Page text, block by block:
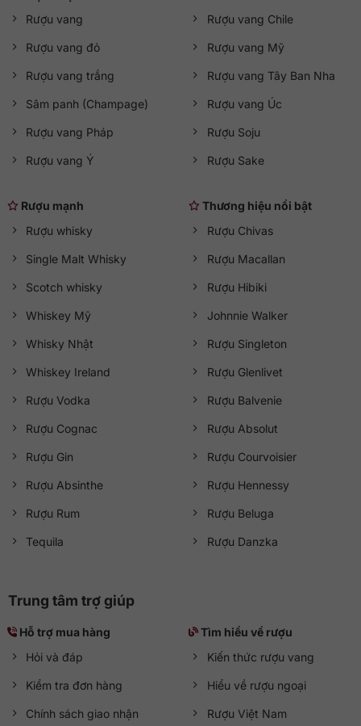
cập qkawine.com để tham khảo chi tiết giá rượu vang
đặt hàng.
Rượu vang
Rượu vang đỏ
Rượu vang trắng
Sâm panh (Champage)
Rượu vang Pháp
Rượu vang Ý
Rượu vang Chile
Rượu vang Mỹ
Rượu vang Tây Ban Nha
Rượu vang Úc
Rượu Soju
Rượu Sake
Rượu mạnh
Rượu whisky
Single Malt Whisky
Scotch whisky
Whiskey Mỹ
Whisky Nhật
Whiskey Ireland
Rượu Vodka
Rượu Cognac
Rượu Gin
Rượu Absinthe
Rượu Rum
Tequila
Thương hiệu nổi bật
Rượu Chivas
Rượu Macallan
Rượu Hibiki
Johnnie Walker
Rượu Singleton
Rượu Glenlivet
Rượu Balvenie
Rượu Absolut
Rượu Courvoisier
Rượu Hennessy
Rượu Beluga
Rượu Danzka
Trung tâm trợ giúp
Hỗ trợ mua hàng
Hỏi và đáp
Kiểm tra đơn hàng
Chính sách giao nhận
Tìm hiểu về rượu
Kiến thức rượu vang
Hiểu về rượu ngoại
Rượu Việt Nam